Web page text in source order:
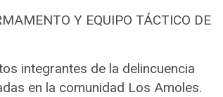
Y EQUIPO TÁCTICO DE
integrantes de la delincuencia
en la comunidad Los Amoles.